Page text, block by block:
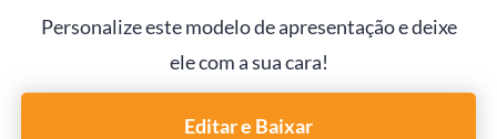
Personalize este modelo de apresentação e deixe
ele com a sua cara!
Editar e Baixar